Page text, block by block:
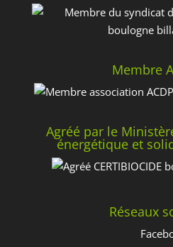
Membre
Agréé par le
énergétique et
Réseaux